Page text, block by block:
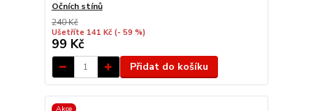
Očních stínů
240 Kč
Ušetříte 141 Kč (- 59 %)
99 Kč
Přidat do košíku
Akce